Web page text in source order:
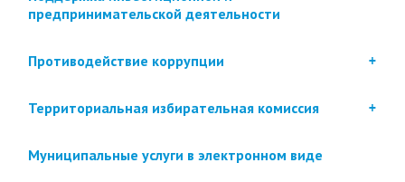
предпринимательской деятельности
Противодействие коррупции
Территориальная избирательная комиссия
Муниципальные услуги в электронном виде